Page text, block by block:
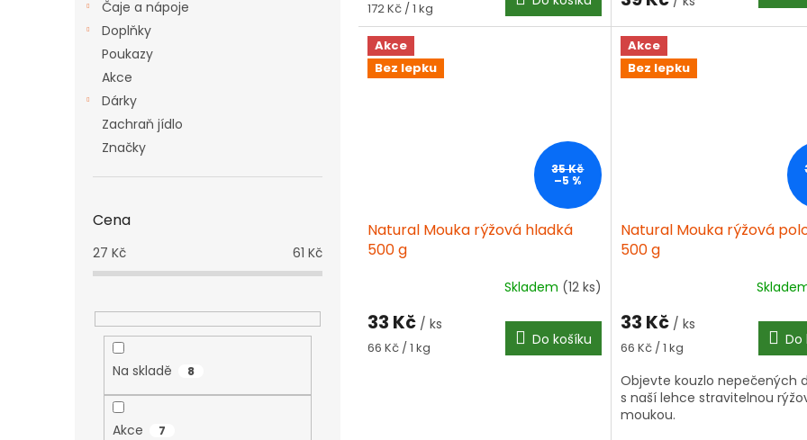
Čaje a nápoje
Doplňky
Poukazy
Akce
Dárky
Zachraň jídlo
Značky
Cena
27 Kč 61 Kč
Na skladě 8
Akce 7
Měrná
cena:
172 Kč / 1 kg
Akce
Bez lepku
35 Kč
–5 %
Natural Mouka rýžová hladká
500 g
Skladem (12 ks)
33 Kč / ks
Měrná
66 Kč / 1 kg Do košíku
Akce
Bez lepku
Natural Mouka rýžová
500 g
33 Kč / ks
Měrná
66 Kč / 1 kg Do
Objevte kouzlo nepečených
s naší lehce stravitelnou
moukou.